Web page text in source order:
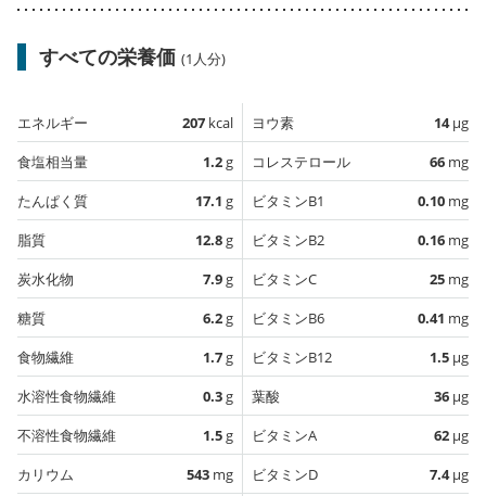
すべての栄養価 (1人分)
エネルギー 207 kcal
食塩相当量
1.2g
たんぱく質
17.1 g
脂質
12.8g
炭水化物
7.9g
糖質
6.2g
食物繊維
1.7g
水溶性食物繊維
0.3g
不溶性食物繊維
1.5g
カリウム
543 mg
ヨウ素 14µg
コレステロール
66 mg
ビタミンB1
0.10 mg
ビタミンB2
0.16 mg
ビタミンC
25 mg
ビタミンB6
0.41 mg
ビタミンB12
1.5 µg
葉酸
36 µg
ビタミンA
62 µg
ビタミンD
7.4µg